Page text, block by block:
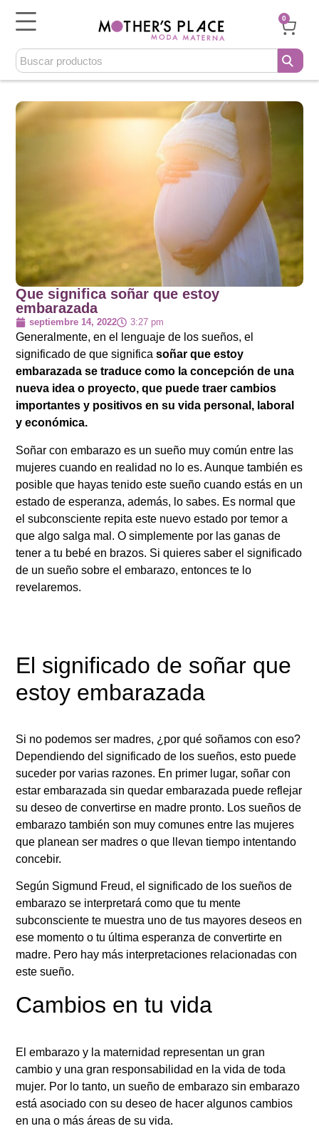
0
Que significa soñar que estoy
embarazada
septiembre 14, 2022 3:27 pm
Generalmente, en el lenguaje de los sueños, el
significado de que significasoñar que estoy
embarazada se traduce como la concepción de una
nueva idea o proyecto, que puede traer cambios
importantes y positivos en su vida personal, laboral
y económica.
Soñar con embarazo es un sueño muy común entre las
mujeres cuando en realidad no lo es. Aunque también es
posible que hayas tenido este sueño cuando estás en un
estado de esperanza, además, lo sabes. Es normal que
el subconsciente repita este nuevo estado por temor a
que algo salga mal. O simplemente por las ganas de
tener a tu bebé en brazos. Si quieres saber el significado
de un sueño sobre el embarazo, entonces te lo
revelaremos.
El significado de soñar que
estoy embarazada
Si no podemos ser madres, ¿por qué soñamos con eso?
Dependiendo del significado de los sueños, esto puede
suceder por varias razones. En primer lugar, soñar con
estar embarazada sin quedar embarazada puede reflejar
su deseo de convertirse en madre pronto. Los sueños de
embarazo también son muy comunes entre las mujeres
que planean ser madres o que llevan tiempo intentando
concebir.
Según Sigmund Freud, el significado de los sueños de
embarazo se interpretará como que tu mente
subconsciente te muestra uno de tus mayores deseos en
ese momento o tu última esperanza de convertirte en
madre. Pero hay más interpretaciones relacionadas con
este sueño.
Cambios en tu vida
El embarazo y la maternidad representan un gran
cambio y una gran responsabilidad en la vida de toda
mujer. Por lo tanto, un sueño de embarazo sin embarazo
está asociado con su deseo de hacer algunos cambios
en una o más áreas de su vida.